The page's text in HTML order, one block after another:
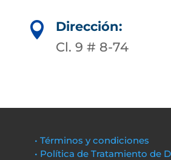

Dirección:
Cl. 9 # 8-74
• Términos y condiciones
• Política de Tratamiento de